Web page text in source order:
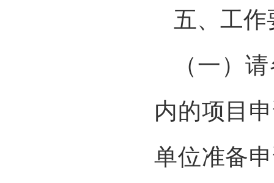
五、工
（一）
内的项目
单位准备